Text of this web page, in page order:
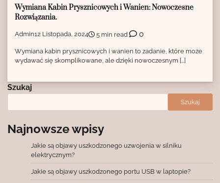
Wymiana Kabin Prysznicowych i Wanien: Nowoczesne
Rozwiązania.
Admin12 Listopada, 2024 5 min read 0
Wymiana kabin prysznicowych i wanien to zadanie, które może
wydawać się skomplikowane, ale dzięki nowoczesnym […]
Szukaj
Szukaj
Najnowsze wpisy
Jakie są objawy uszkodzonego uzwojenia w silniku
elektrycznym?
Jakie są objawy uszkodzonego portu USB w laptopie?